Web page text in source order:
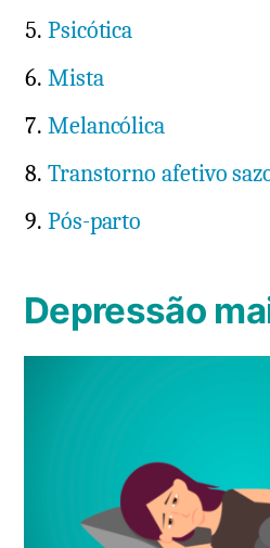
Psicótica
Mista
Melancólica
Transtorno afetivo
Pós-parto
Depressão